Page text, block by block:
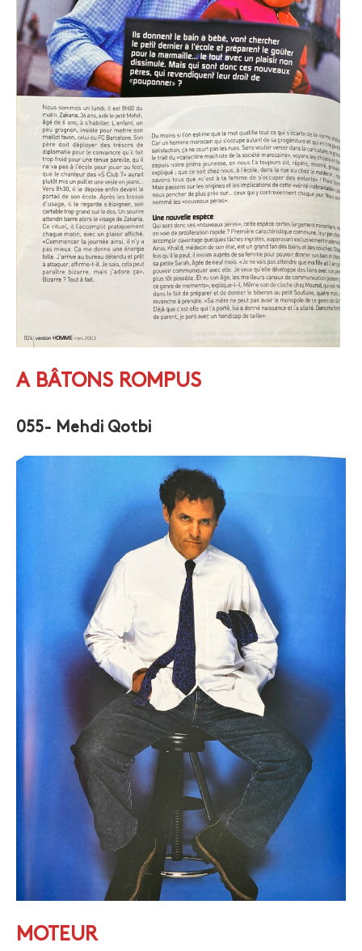
A BÂTONS ROMPUS
055- Mehdi Qotbi
MOTEUR